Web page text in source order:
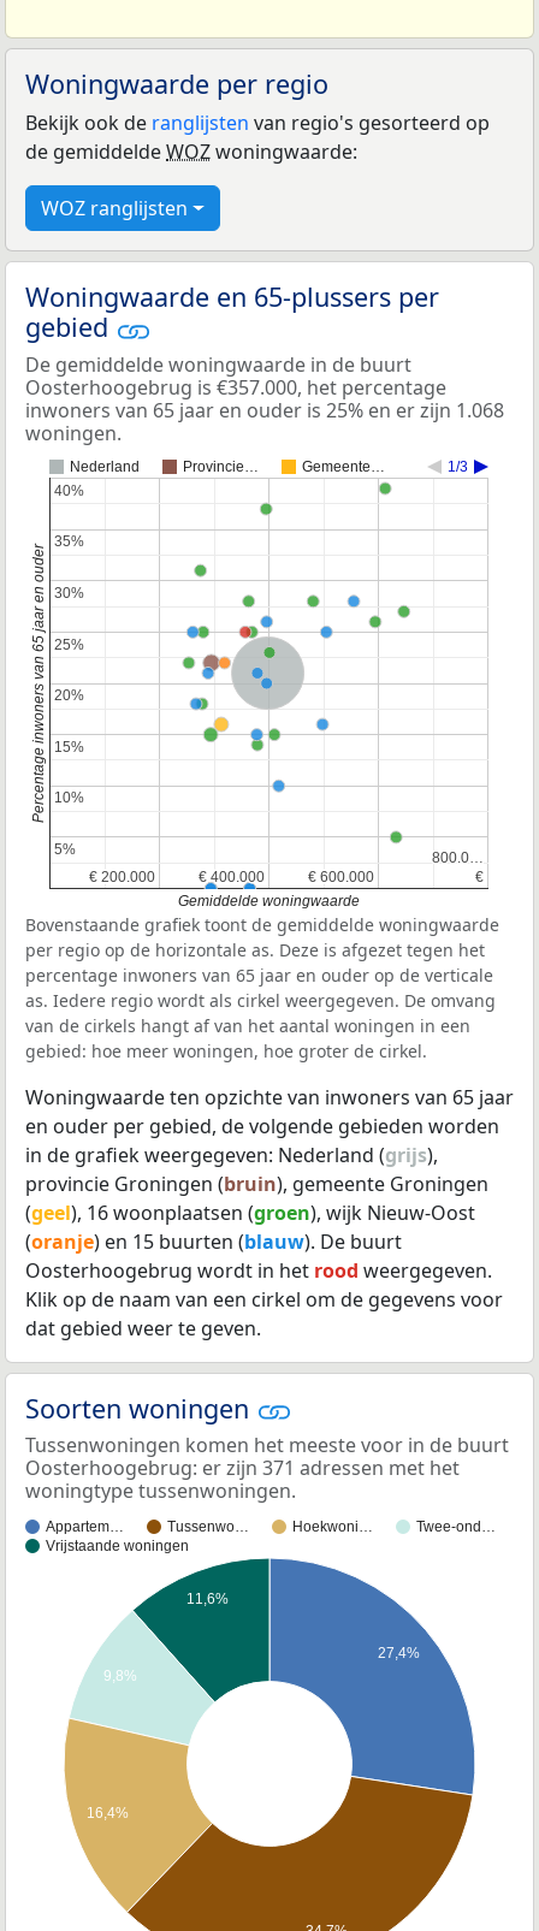
Woningwaarde per regio
Bekijk ook de ranglijsten van regio's gesorteerd op
de gemiddeldeWOZwoningwaarde:
WOZ ranglijsten
Woningwaarde en 65-plussers per
gebied
De gemiddelde woningwaarde in de buurt
Oosterhoogebrug is €357.000, het percentage
inwoners van 65 jaar en ouder is 25% en er zijn 1.068
woningen.
Nederland Provincie… Gemeente… 1/3
Nederland
€ 200.000
€ 200.000 € 400.000
€ 400.000 € 600.000
€ 600.000 €
€
800.0…
800.0…
5%
5%
10%
10%
15%
15%
20%
20%
25%
25%
30%
30%
35%
35%
40%
40%
Gemiddelde woningwaarde
Percentage inwoners van 65 jaar en ouder
Bovenstaande grafiek toont de gemiddelde woningwaarde
per regio op de horizontale as. Deze is afgezet tegen het
percentage inwoners van 65 jaar en ouder op de verticale
as. Iedere regio wordt als cirkel weergegeven. De omvang
van de cirkels hangt af van het aantal woningen in een
gebied: hoe meer woningen, hoe groter de cirkel.
Woningwaarde ten opzichte van inwoners van 65 jaar
en ouder per gebied, de volgende gebieden worden
in de grafiek weergegeven: Nederland (grijs),
provincie Groningen (bruin), gemeente Groningen
(geel), 16 woonplaatsen (groen), wijk Nieuw-Oost
(oranje) en 15 buurten (blauw). De buurt
Oosterhoogebrug wordt in het rood weergegeven.
Klik op de naam van een cirkel om de gegevens voor
dat gebied weer te geven.
Soorten woningen
Tussenwoningen komen het meeste voor in de buurt
Oosterhoogebrug: er zijn 371 adressen met het
woningtype tussenwoningen.
Appartem… Tussenwo… Hoekwoni…
Twee-ond…
Vrijstaande woningen
27,4%
11,6%
9,8%
16,4%